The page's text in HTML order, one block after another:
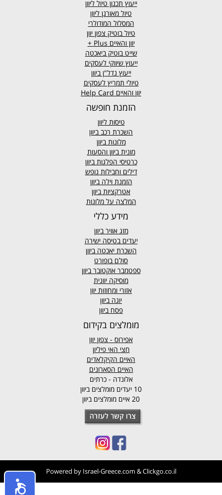
ייעוץ תכנון טיול ליוון
טיול מאורגן ליוון
המסלול המודולרי
טיול בוטיק צפון יוון
יוון והאיים Plus +
שייט בוטיק ביאכטה
ייעוץ שיווקי לעסקים
ייעוץ נדל"ן ביוון
טיולי תמריץ לעסקים
יוון והאיים Help Card
הזמנת חופשה
טיסות ליוון
השכרת רכב ביוון
מלונות ביוון
מונית ביוון והסעות
כרטיסי הפלגות ביוון
דילים וחבילות נופש
הזמנת וילה ביוון
אטרקציות ביוון
המלצה על מלונות
מידע כללי
מזג אוויר ביוון
יעדים בטיסה ישירה
השכרת יאכטה ביוון
סולם בופורט
ספטמבר אוקטובר ביוון
מוסיקה יוונית
אזורי ומחוזות יוון
יוגה ביוון
פסח ביוון
מומלצים בקידום
אפירוס - צפון יוון
חצי האי פיליון
האיים הקיקלאדים
האיים הסארונים
אלונדה - כרתים
10 יעדים מומלצים ביוון
20 איים מומלצים ביוון
Powered by Israel-Greece.com &Clickgo.co.il